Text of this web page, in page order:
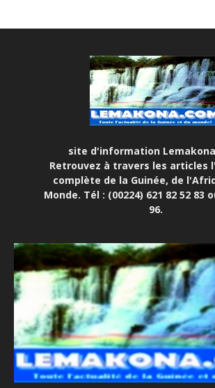
site d'information
Retrouvez à travers les articles
complète de la Guinée, de
Monde. Tél : (00224) 621 82 52 83
96.